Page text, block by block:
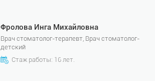
Фролова Инга Михайловна
Врач стоматолог-терапевт, Врач стоматолог-
детский
Стаж работы: 16 лет.